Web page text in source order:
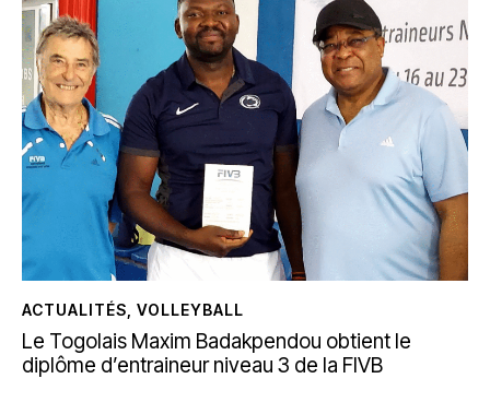
ACTUALITÉS VOLLEYBALL
Le Togolais Maxim Badakpendou obtient le
diplôme d’entraineur niveau 3 de la FIVB